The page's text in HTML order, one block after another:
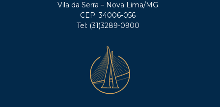
Vila da Serra – Nova Lima/MG
CEP: 34006-056
Tel: (31)3289-0900